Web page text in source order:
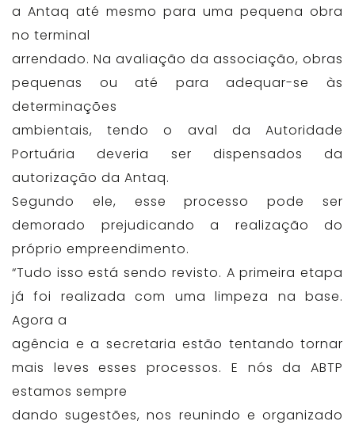
a Antaq até mesmo para uma pequena obra
no terminal
arrendado. Na avaliação da associação, obras
pequenas ou até para adequar-se às
determinações
ambientais, tendo o aval da Autoridade
Portuária deveria ser dispensados da
autorização da Antaq.
Segundo ele, esse processo pode ser
demorado prejudicando a realização do
próprio empreendimento.
“Tudo isso está sendo revisto. A primeira etapa
já foi realizada com uma limpeza na base.
Agora a
agência e a secretaria estão tentando tornar
mais leves esses processos. E nós da ABTP
estamos sempre
dando sugestões, nos reunindo e organizado